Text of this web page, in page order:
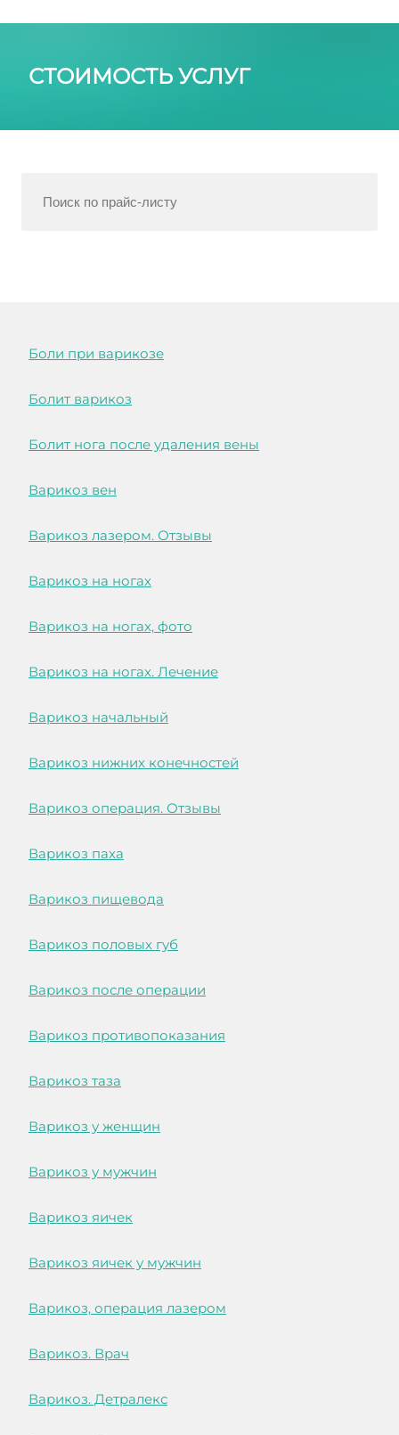
СТОИМОСТЬ УСЛУГ
Боли при варикозе
Болит варикоз
Болит нога после удаления вены
Варикоз вен
Варикоз лазером. Отзывы
Варикоз на ногах
Варикоз на ногах, фото
Варикоз на ногах. Лечение
Варикоз начальный
Варикоз нижних конечностей
Варикоз операция. Отзывы
Варикоз паха
Варикоз пищевода
Варикоз половых губ
Варикоз после операции
Варикоз противопоказания
Варикоз таза
Варикоз у женщин
Варикоз у мужчин
Варикоз яичек
Варикоз яичек у мужчин
Варикоз, операция лазером
Варикоз. Врач
Варикоз. Детралекс